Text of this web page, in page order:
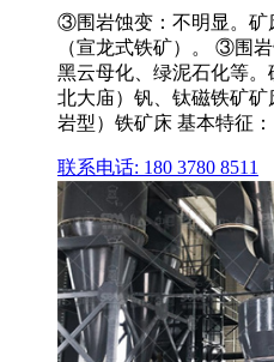
③围岩蚀变：不明显。矿
（宣龙式铁矿）。 ③围
黑云母化、绿泥石化等
北大庙）钒、钛磁铁矿
岩型）铁矿床 基本特征：
联系电话: 180 3780 8511